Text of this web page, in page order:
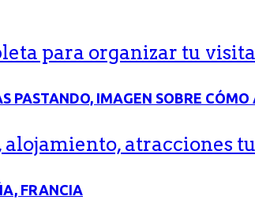
para organizar tu visita
alojamiento, atracciones